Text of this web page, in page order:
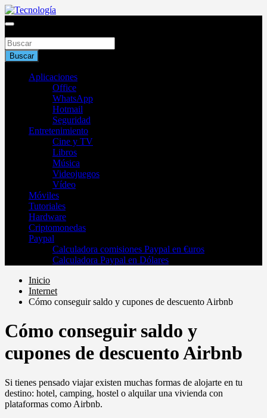
Saltar
al
Tecnología
Buscar
Aplicaciones
Office
WhatsApp
Hotmail
Seguridad
Entretenimiento
Cine y TV
Libros
Música
Videojuegos
Vídeo
Móviles
Tutoriales
Hardware
Criptomonedas
Paypal
Calculadora comisiones Paypal en €uros
Calculadora Paypal en Dólares
Inicio
Internet
Cómo conseguir saldo y cupones de descuento Airbnb
Cómo conseguir saldo y
cupones de descuento Airbnb
Si tienes pensado viajar existen muchas formas de alojarte en tu
destino: hotel, camping, hostel o alquilar una vivienda con
plataformas como Airbnb.